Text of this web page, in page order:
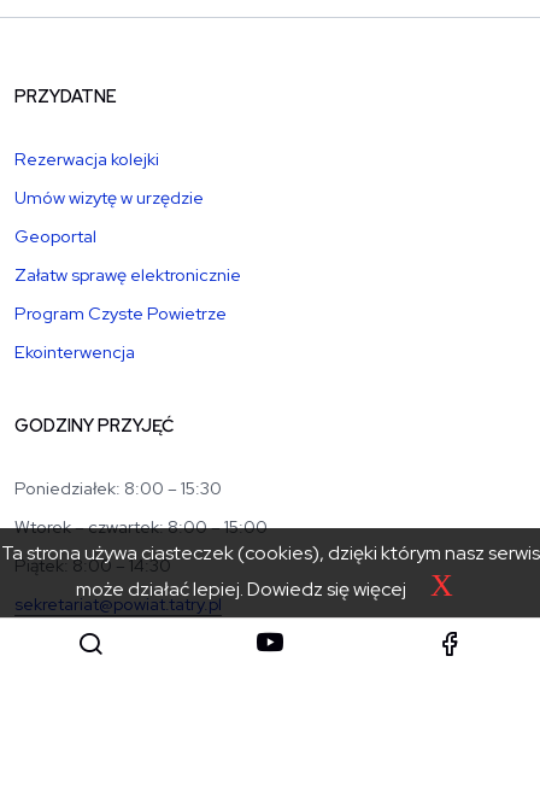
PRZYDATNE
Rezerwacja kolejki
Umów wizytę w urzędzie
Geoportal
Załatw sprawę elektronicznie
Program Czyste Powietrze
Ekointerwencja
GODZINY PRZYJĘĆ
Poniedziałek: 8:00 – 15:30
Wtorek – czwartek: 8:00 – 15:00
Piątek: 8:00 – 14:30
sekretariat@powiat.tatry.pl
+48 18 20 17 100
Ta strona używa ciasteczek (cookies), dzięki którym nasz serwis
może działać lepiej.Dowiedz się więcej X